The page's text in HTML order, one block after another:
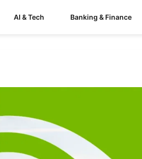
AI & Tech Banking & Finance